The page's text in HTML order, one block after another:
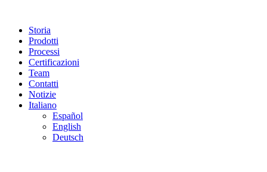
Storia
Prodotti
Processi
Certificazioni
Team
Contatti
Notizie
Italiano
Español
English
Deutsch